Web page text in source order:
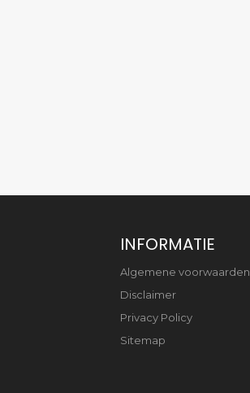
INFORMATIE
Algemene voorwaarden
Disclaimer
Privacy Policy
Sitemap